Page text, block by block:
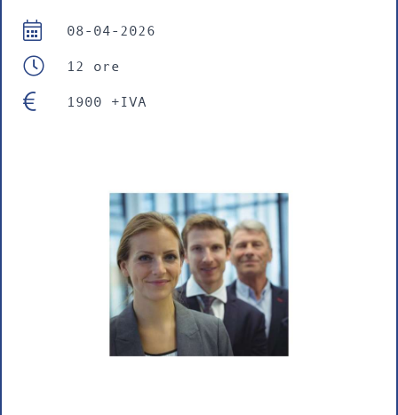
08-04-2026
12 ore
1900 +IVA